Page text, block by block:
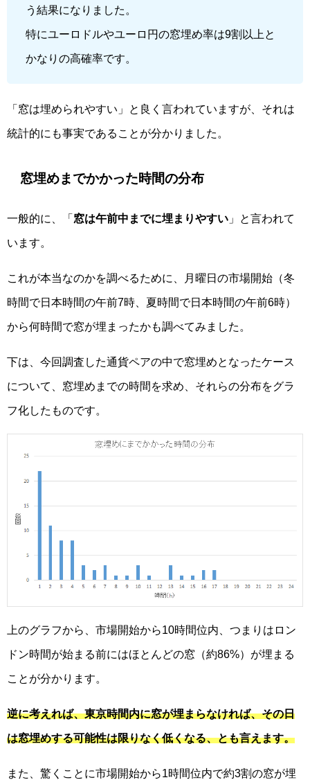
う結果になりました。
特にユーロドルやユーロ円の窓埋め率は9割以上と
かなりの高確率です。
「窓は埋められやすい」と良く言われていますが、それは
統計的にも事実であることが分かりました。
窓埋めまでかかった時間の分布
一般的に、「 窓は午前中までに埋まりやすい 」と言われて
います。
これが本当なのかを調べるために、月曜日の市場開始（冬
時間で日本時間の午前7時、夏時間で日本時間の午前6時）
から何時間で窓が埋まったかも調べてみました。
下は、今回調査した通貨ペアの中で窓埋めとなったケース
について、窓埋めまでの時間を求め、それらの分布をグラ
フ化したものです。
上のグラフから、市場開始から10時間位内、つまりはロン
ドン時間が始まる前にはほとんどの窓（約86%）が埋まる
ことが分かります。
逆に考えれば、東京時間内に窓が埋まらなければ、その日
は窓埋めする可能性は限りなく低くなる、とも言えます。
また、驚くことに市場開始から1時間位内で約3割の窓が埋